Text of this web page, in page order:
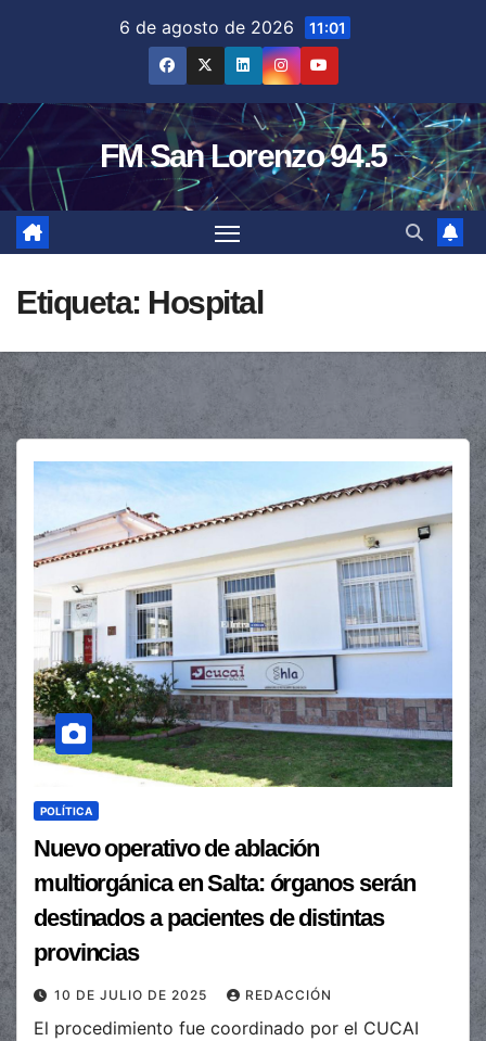
6 de agosto de 2026 11:01
FM San Lorenzo 94.5
Etiqueta: Hospital
POLÍTICA
Nuevo operativo de ablación
multiorgánica en Salta: órganos serán
destinados a pacientes de distintas
provincias
10 DE JULIO DE 2025 REDACCIÓN
El procedimiento fue coordinado por el CUCAI